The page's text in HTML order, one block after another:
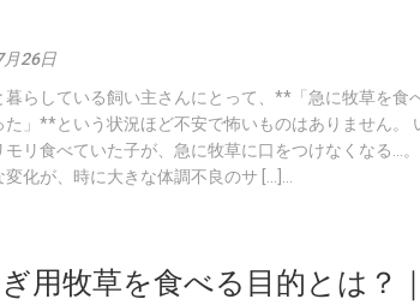
26日
暮らしている飼い主さんにとって、**「急に牧草を食
た」**という状況ほど不安で怖いものはありません。
モリ食べていた子が、急に牧草に口をつけなくなる…
化が、時に大きな体調不良のサ […]...
用牧草を食べる目的とは？｜